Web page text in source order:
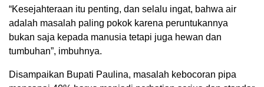
“Kesejahteraan itu penting, dan selalu ingat, bahwa air
adalah masalah paling pokok karena peruntukannya
bukan saja kepada manusia tetapi juga hewan dan
tumbuhan”, imbuhnya.
Disampaikan Bupati Paulina, masalah kebocoran pipa